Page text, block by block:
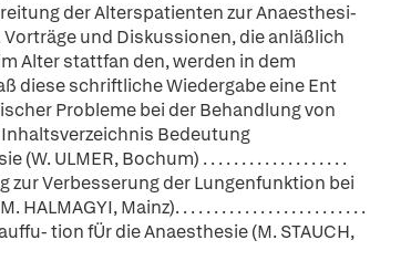
der Alterspatienten zur Anaesthesi-
und Diskussionen, die anläßlich
Alter stattfan den, werden in dem
diese schriftliche Wiedergabe eine Ent
Probleme bei der Behandlung von
Bedeutung
ULMER, Bochum) . . . . . . . . . . . . . . . . . . .
zur Verbesserung der Lungenfunktion bei
Mainz). . . . . . . . . . . . . . . . . . . . . . . . .
tion fÜr die Anaesthesie (M. STAUCH,